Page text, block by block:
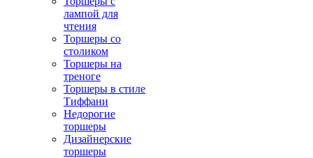
лампой для
чтения
Торшеры со
столиком
Торшеры на
треноге
Торшеры в стиле
Тиффани
Недорогие
торшеры
Дизайнерские
торшеры